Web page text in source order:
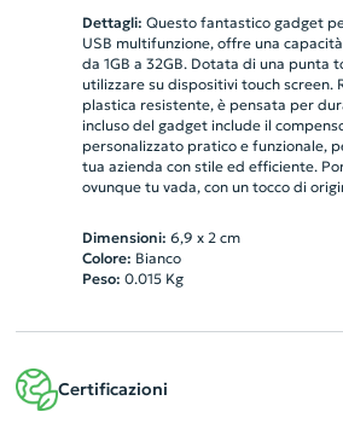
Dettagli: Questo fantastico gadget
USB multifunzione, offre una
da 1GB a 32GB. Dotata di una punta
utilizzare su dispositivi touch screen.
plastica resistente, è pensata per
incluso del gadget include il
personalizzato pratico e funzionale,
tua azienda con stile ed efficiente.
ovunque tu vada, con un tocco di
Dimensioni: 6,9 x 2 cm
Colore: Bianco
Peso: 0.015Kg
Certificazioni